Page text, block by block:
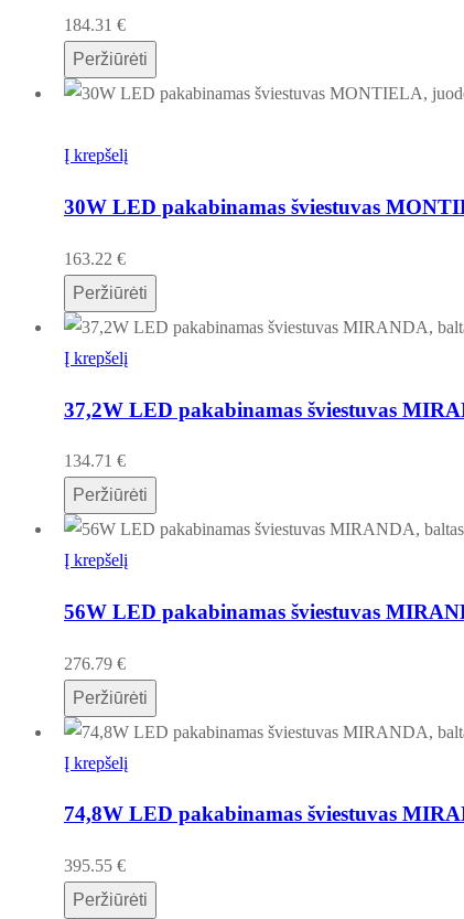
184.31 €
Peržiūrėti
Į krepšelį
30W LED pakabinamas šviestuvas
163.22 €
Peržiūrėti
Į krepšelį
37,2W LED pakabinamas šviestuvas
134.71 €
Peržiūrėti
Į krepšelį
56W LED pakabinamas šviestuvas
276.79 €
Peržiūrėti
Į krepšelį
74,8W LED pakabinamas šviestuvas
395.55 €
Peržiūrėti